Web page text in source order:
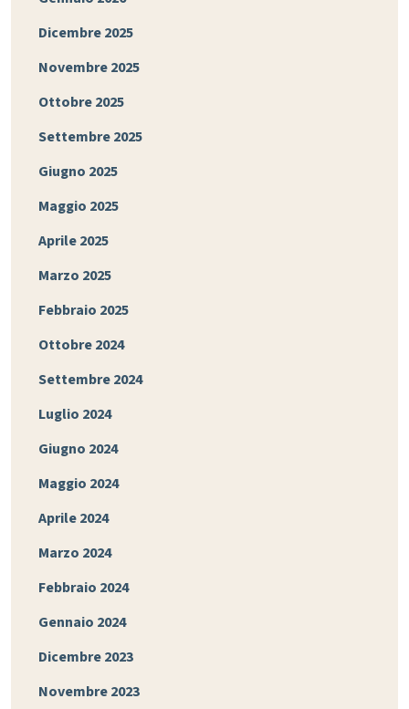
Dicembre 2025
Novembre 2025
Ottobre 2025
Settembre 2025
Giugno 2025
Maggio 2025
Aprile 2025
Marzo 2025
Febbraio 2025
Ottobre 2024
Settembre 2024
Luglio 2024
Giugno 2024
Maggio 2024
Aprile 2024
Marzo 2024
Febbraio 2024
Gennaio 2024
Dicembre 2023
Novembre 2023